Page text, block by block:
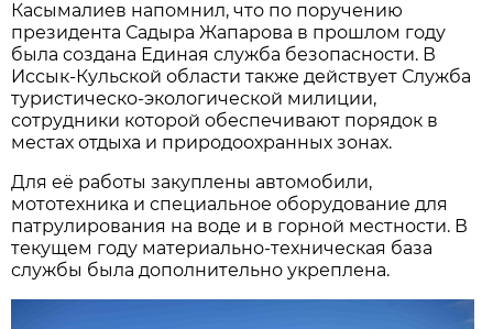
Касымалиев напомнил, что по поручению
президента Садыра Жапарова в прошлом году
была создана Единая служба безопасности. В
Иссык-Кульской области также действует Служба
туристическо-экологической милиции,
сотрудники которой обеспечивают порядок в
местах отдыха и природоохранных зонах.
Для её работы закуплены автомобили,
мототехника и специальное оборудование для
патрулирования на воде и в горной местности. В
текущем году материально-техническая база
службы была дополнительно укреплена.